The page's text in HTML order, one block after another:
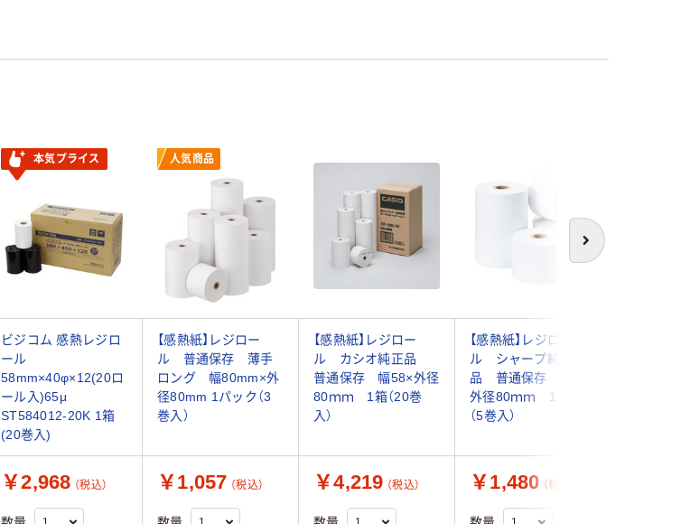
次へ
本気プライス 人気商品
ビジコム 感熱レジロ
ール
58mm×40φ×12(20ロ
ール入)65μ
ST584012-20K 1箱
(20巻入)
【感熱紙】レジロー
ル 普通保存 薄手
ロング 幅80mm×外
径80mm 1パック（3
巻入）
【感熱紙】レジロー
ル カシオ純正品
普通保存 幅58×外径
80ｍｍ 1箱（20巻
入）
【感熱紙】レジロー
ル シャープ純正
品 普通保存 幅58×
外径80ｍｍ 1パック
（5巻入）
￥2,968 （税込） ￥1,057 （税込） ￥4,219 （税込） ￥1,480 （税込）